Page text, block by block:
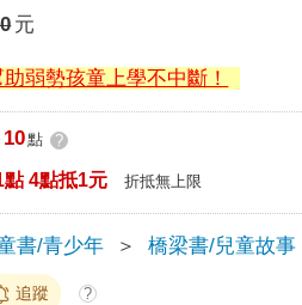
元
弱勢孩童上學不中斷！
10點 ?
點 4點抵1元 折抵無上限
書/青少年 ＞ 橋梁書/兒童故事
追蹤 ?